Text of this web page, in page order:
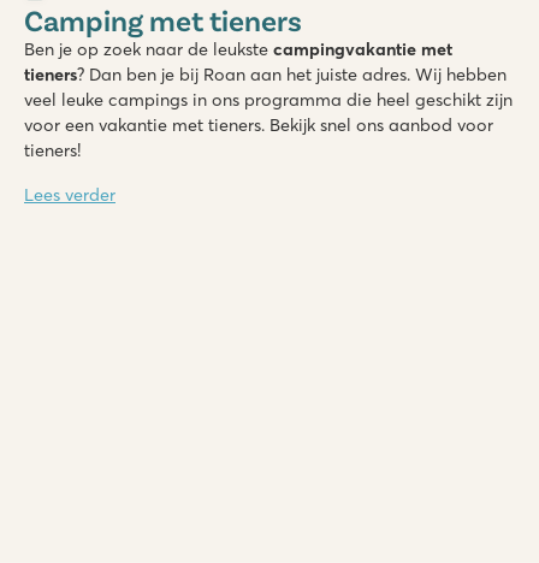
Camping met tieners
Ben je op zoek naar de leukste campingvakantie met
tieners? Dan ben je bij Roan aan het juiste adres. Wij hebben
veel leuke campings in ons programma die heel geschikt zijn
voor een vakantie met tieners. Bekijk snel ons aanbod voor
tieners!
Lees verder